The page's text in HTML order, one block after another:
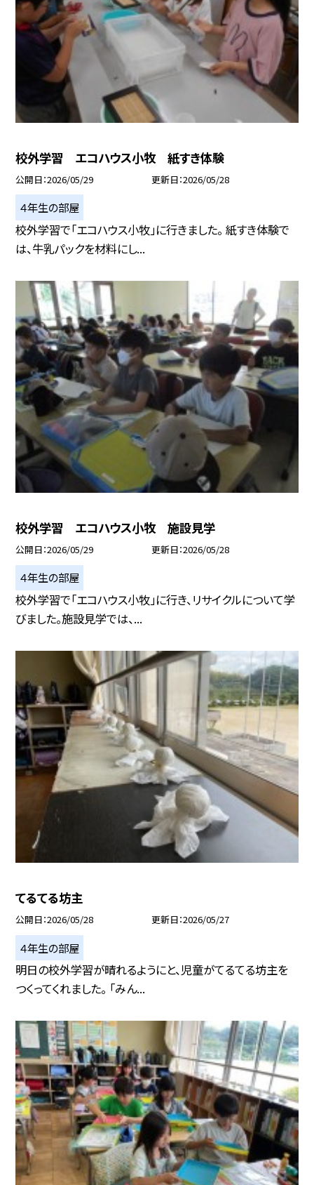
校外学習 エコハウス小牧 紙すき体験
公開日 2026/05/29 更新日 2026/05/28
４年生の部屋
校外学習で「エコハウス小牧」に行きました。 紙すき体験で
は、牛乳パックを材料にし...
校外学習 エコハウス小牧 施設見学
公開日 2026/05/29 更新日 2026/05/28
４年生の部屋
校外学習で「エコハウス小牧」に行き、リサイクルについて学
びました。施設見学では、...
てるてる坊主
公開日 2026/05/28 更新日 2026/05/27
４年生の部屋
明日の校外学習が晴れるようにと、児童がてるてる坊主を
つくってくれました。 「みん...